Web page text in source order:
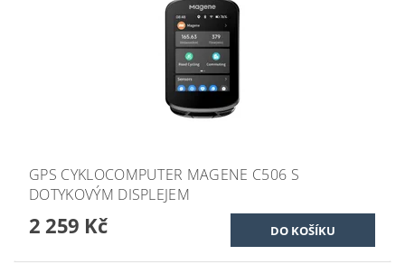
GPS CYKLOCOMPUTER MAGENE C506 S
DOTYKOVÝM DISPLEJEM
2 259 Kč